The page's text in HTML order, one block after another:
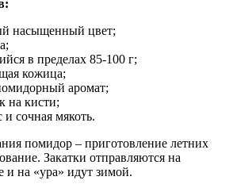
насыщенный цвет;
в пределах 85-100 г;
кожица;
аромат;
на кисти;
сочная мякоть.
помидор – приготовление летних
Закатки отправляются на
и на «ура» идут зимой.